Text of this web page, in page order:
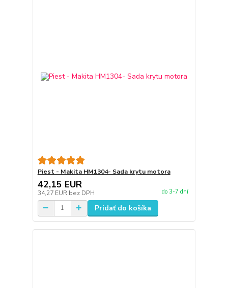
Piest - Makita HM1304- Sada krytu motora
42,15 EUR
34,27 EUR bez DPH do 3-7 dní
Pridať do košíka